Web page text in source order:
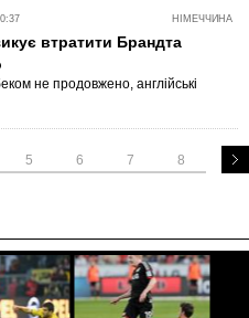
НІМЕЧЧИНА
втратити Брандта
не продовжено, англійські
5 6 7 8